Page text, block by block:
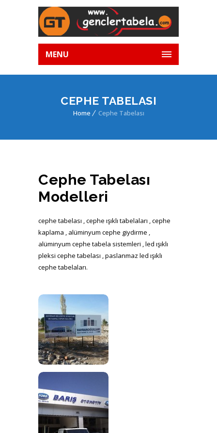
MENU
CEPHE TABELASI
Home Cephe Tabelası
Cephe Tabelası
Modelleri
cephe tabelası , cephe ışıklı tabelaları , cephe
kaplama , alüminyum cephe giydirme ,
alüminyum cephe tabela sistemleri , led ışıklı
pleksi cephe tabelası , paslanmaz led ışıklı
cephe tabelaları.